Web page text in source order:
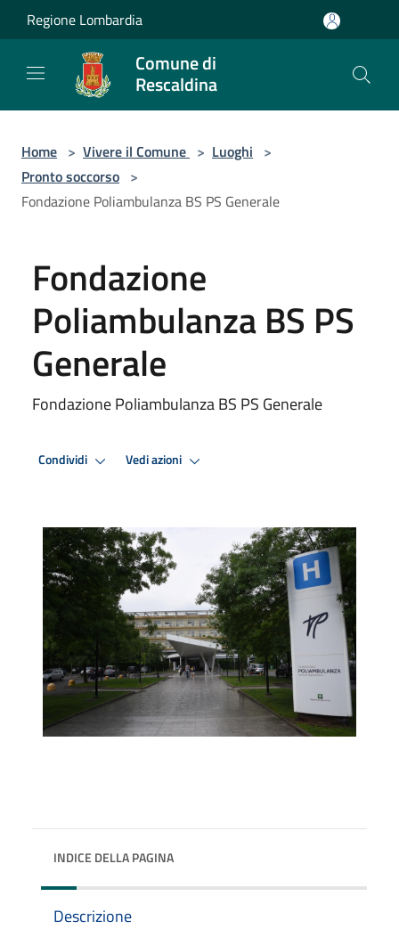
Salta al contenuto principale
Regione Lombardia
Comune di
Rescaldina
Home > Vivere il Comune > Luoghi >
Pronto soccorso >
Fondazione Poliambulanza BS PS Generale
Fondazione
Poliambulanza BS PS
Generale
Fondazione Poliambulanza BS PS Generale
Condividi Vedi azioni
INDICE DELLA PAGINA
Descrizione